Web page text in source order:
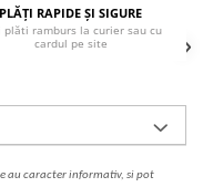
PLĂȚI RAPIDE ȘI SIGURE
plăti ramburs la curier sau cu
cardul pe site
au caracter informativ, si pot